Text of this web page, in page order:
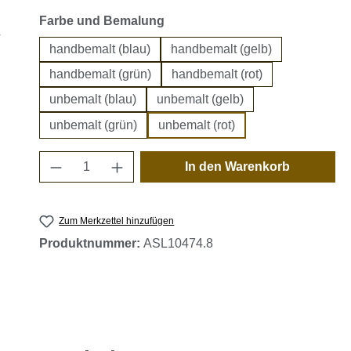
Farbe und Bemalung
handbemalt (blau)
handbemalt (gelb)
handbemalt (grün)
handbemalt (rot)
unbemalt (blau)
unbemalt (gelb)
unbemalt (grün)
unbemalt (rot)
Produkt Anzahl: Gib den
In den Warenkorb
Zum Merkzettel hinzufügen
Produktnummer:ASL10474.8